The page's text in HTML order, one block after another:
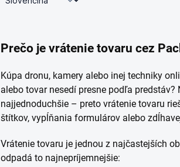
Prečo je vrátenie tovaru cez
Kúpa dronu, kamery alebo inej techniky
alebo tovar nesedí presne podľa
najjednoduchšie – preto vrátenie tovaru
štítkov, vypĺňania formulárov alebo
Vrátenie tovaru je jednou z najčastejších
odpadá to najnepríjemnejšie: